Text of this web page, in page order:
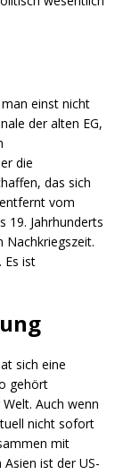
einst nicht
der alten EG,
die
das sich
vom
19. Jahrhunderts
Nachkriegszeit.
Es ist
sich eine
gehört
Auch wenn
nicht sofort
mit
ist der US-